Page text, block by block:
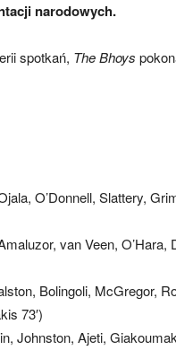
narodowych.
spotkań, The Bhoys
O’Donnell, Slattery,
van Veen, O’Hara,
Bolingoli, McGregor,
73′)
Johnston, Ajeti,